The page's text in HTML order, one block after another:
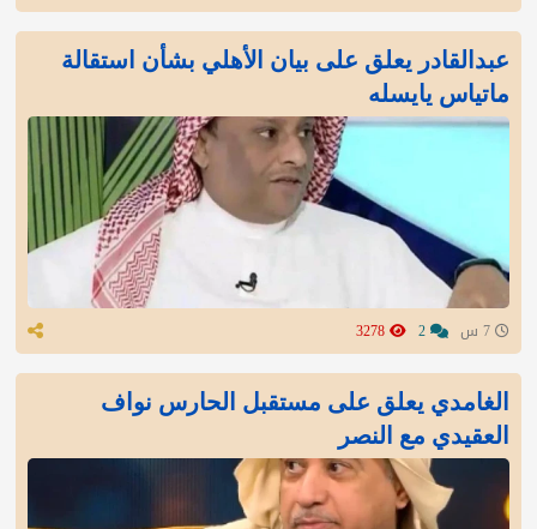
عبدالقادر يعلق على بيان الأهلي بشأن استقالة
ماتياس يايسله
الغامدي يعلق على مستقبل الحارس نواف
العقيدي مع النصر